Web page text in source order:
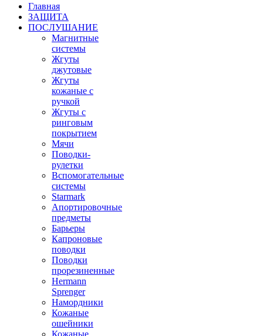
Главная
ЗАЩИТА
ПОСЛУШАНИЕ
Магнитные
системы
Жгуты
джутовые
Жгуты
кожаные с
ручкой
Жгуты с
ринговым
покрытием
Мячи
Поводки-
рулетки
Вспомогательные
системы
Starmark
Апортировочные
предметы
Барьеры
Капроновые
поводки
Поводки
прорезиненные
Hermann
Sprenger
Намордники
Кожаные
ошейники
Кожаные